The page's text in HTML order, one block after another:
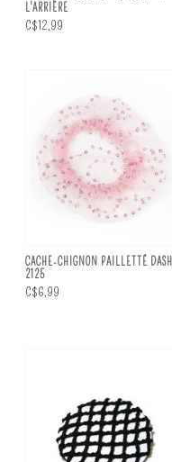
L'ARRIÈRE
C$12,99
CACHE-CHIGNON PAILLETTÉ
2125
C$6,99